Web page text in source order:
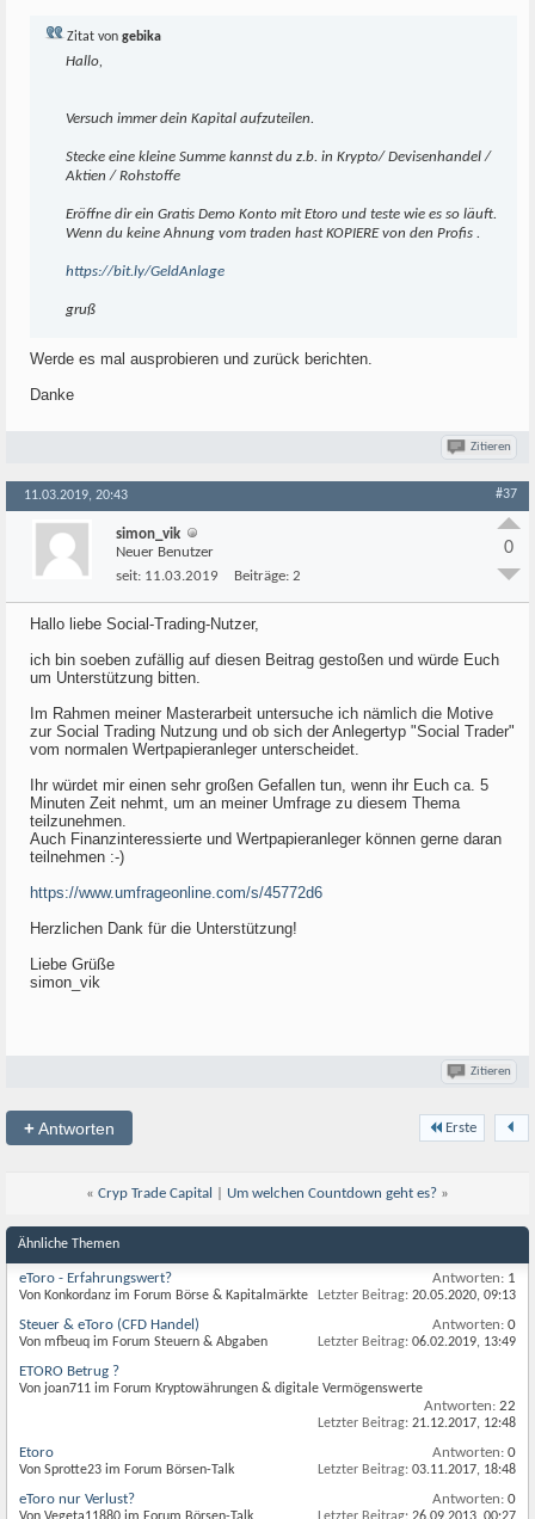
Zitat von gebika
Hallo,
Versuch immer dein Kapital aufzuteilen.
Stecke eine kleine Summe kannst du z.b. in Krypto/ Devisenhandel /
Aktien / Rohstoffe
Eröffne dir ein Gratis Demo Konto mit Etoro und teste wie es so läuft.
Wenn du keine Ahnung vom traden hast KOPIERE von den Profis .
https://bit.ly/GeldAnlage
gruß
Werde es mal ausprobieren und zurück berichten.
Danke
Zitieren
11.03.2019, 20:43 #37
simon_vik
Neuer Benutzer
seit: 11.03.2019 Beiträge: 2
0
Hallo liebe Social-Trading-Nutzer,
ich bin soeben zufällig auf diesen Beitrag gestoßen und würde Euch
um Unterstützung bitten.
Im Rahmen meiner Masterarbeit untersuche ich nämlich die Motive
zur Social Trading Nutzung und ob sich der Anlegertyp "Social Trader"
vom normalen Wertpapieranleger unterscheidet.
Ihr würdet mir einen sehr großen Gefallen tun, wenn ihr Euch ca. 5
Minuten Zeit nehmt, um an meiner Umfrage zu diesem Thema
teilzunehmen.
Auch Finanzinteressierte und Wertpapieranleger können gerne daran
teilnehmen :-)
https://www.umfrageonline.com/s/45772d6
Herzlichen Dank für die Unterstützung!
Liebe Grüße
simon_vik
Zitieren
+Antworten Erste
« Cryp Trade Capital Um welchen Countdown geht es? »
Ähnliche Themen
eToro - Erfahrungswert?
Von Konkordanz im Forum Börse & Kapitalmärkte
Antworten: 1
Letzter Beitrag: 20.05.2020, 09:13
Steuer & eToro (CFD Handel)
Von mfbeuq im Forum Steuern & Abgaben
Antworten: 0
Letzter Beitrag: 06.02.2019, 13:49
ETORO Betrug ?
Von joan711 im Forum Kryptowährungen & digitale Vermögenswerte
Antworten: 22
Letzter Beitrag: 21.12.2017, 12:48
Etoro
Von Sprotte23 im Forum Börsen-Talk
Antworten: 0
Letzter Beitrag: 03.11.2017, 18:48
eToro nur Verlust?
Von Vegeta11880 im Forum Börsen-Talk
Antworten: 0
Letzter Beitrag: 26.09.2013, 00:27